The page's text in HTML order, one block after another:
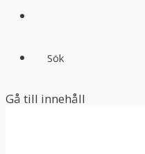
Sök
Gå till innehåll